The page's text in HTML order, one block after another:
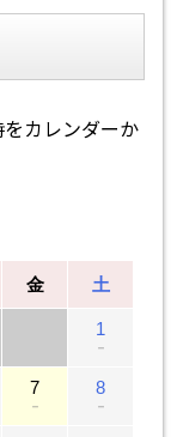
カレンダーか
金 土
1
－
7
－
8
－